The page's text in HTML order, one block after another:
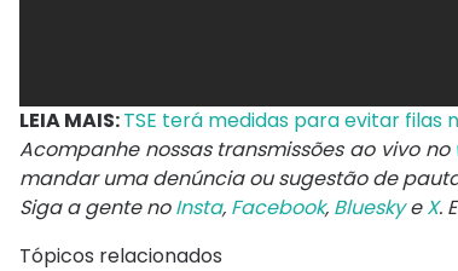
LEIA MAIS:TSE terá medidas para evitar filas
Acompanhe nossas transmissões ao vivo no
mandar uma denúncia ou sugestão de
Siga a gente noInsta, Facebook, BlueskyeX.
Tópicos relacionados